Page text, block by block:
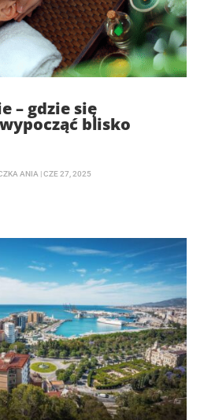
– gdzie się
blisko
ANIA |CZE 27, 2025